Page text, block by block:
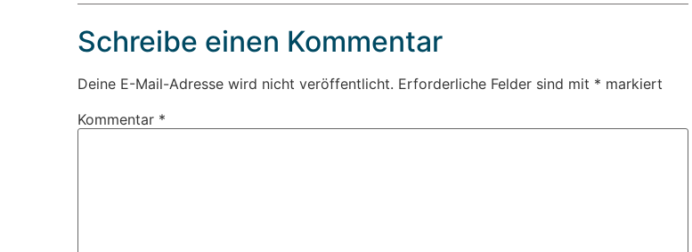
Schreibe einen Kommentar
Deine E-Mail-Adresse wird nicht veröffentlicht. Erforderliche Felder sind mit * markiert
Kommentar *